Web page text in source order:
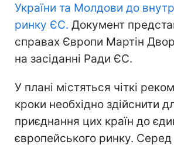
України та Молдови до
ринку ЄС. Документ
справах Європи Мартін
на засіданні Ради ЄС.
У плані містяться чіткі
кроки необхідно здійснити
приєднання цих країн до
європейського ринку. Серед